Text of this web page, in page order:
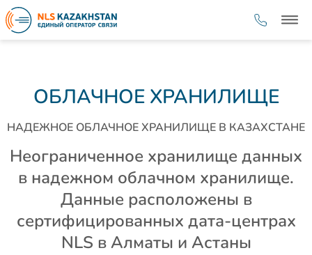
ОБЛАЧНОЕ ХРАНИЛИЩЕ
НАДЕЖНОЕ ОБЛАЧНОЕ ХРАНИЛИЩЕ В КАЗАХСТАНЕ
Неограниченное хранилище данных
в надежном облачном хранилище.
Данные расположены в
сертифицированных дата-центрах
NLS в Алматы и Астаны